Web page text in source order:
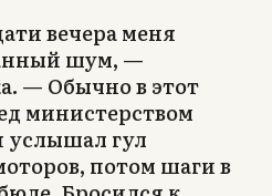
вечера меня
шум, —
— Обычно в этот
министерством
услышал гул
потом шаги в